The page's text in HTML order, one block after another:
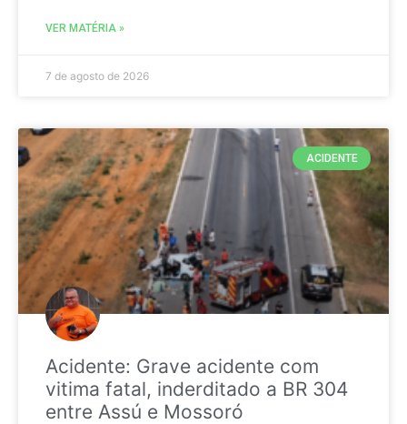
VER MATÉRIA »
7 de agosto de 2026
ACIDENTE
Acidente: Grave acidente com
vitima fatal, inderditado a BR 304
entre Assú e Mossoró